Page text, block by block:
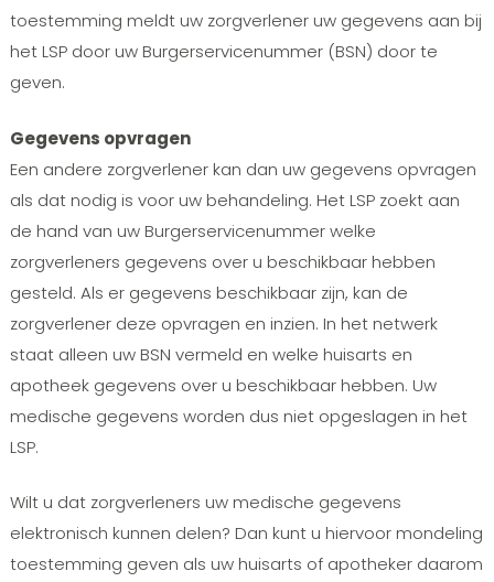
toestemming meldt uw zorgverlener uw gegevens aan bij
het LSP door uw Burgerservicenummer (BSN) door te
geven.
Gegevens opvragen
Een andere zorgverlener kan dan uw gegevens opvragen
als dat nodig is voor uw behandeling. Het LSP zoekt aan
de hand van uw Burgerservicenummer welke
zorgverleners gegevens over u beschikbaar hebben
gesteld. Als er gegevens beschikbaar zijn, kan de
zorgverlener deze opvragen en inzien. In het netwerk
staat alleen uw BSN vermeld en welke huisarts en
apotheek gegevens over u beschikbaar hebben. Uw
medische gegevens worden dus niet opgeslagen in het
LSP.
Wilt u dat zorgverleners uw medische gegevens
elektronisch kunnen delen? Dan kunt u hiervoor mondeling
toestemming geven als uw huisarts of apotheker daarom